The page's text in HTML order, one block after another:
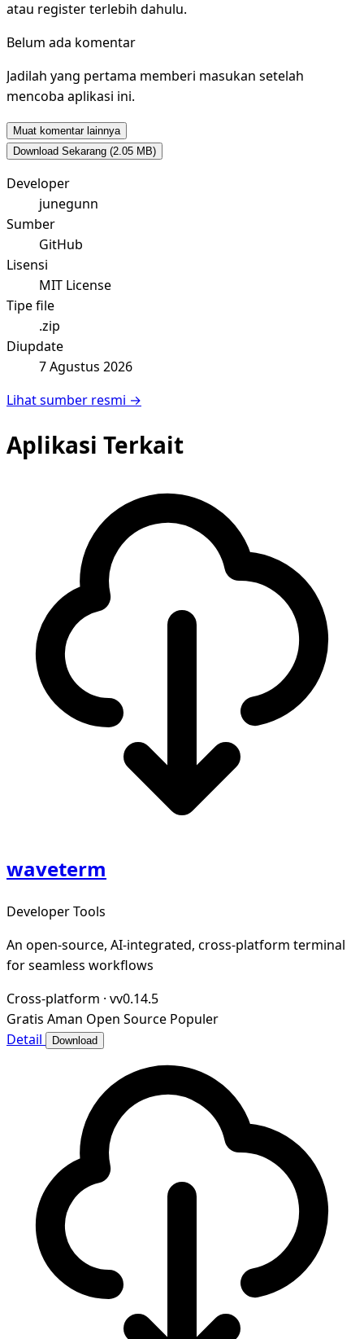
atau register terlebih dahulu.
Belum ada komentar
Jadilah yang pertama memberi masukan setelah
mencoba aplikasi ini.
Muat komentar lainnya
Download Sekarang (2.05 MB)
Developer
junegunn
Sumber
GitHub
Lisensi
MIT License
Tipe file
.zip
Diupdate
7 Agustus 2026
Lihat sumber resmi →
Aplikasi Terkait
waveterm
Developer Tools
An open-source, AI-integrated, cross-platform terminal
for seamless workflows
Cross-platform · vv0.14.5
Gratis Aman Open Source Populer
Detail
Download